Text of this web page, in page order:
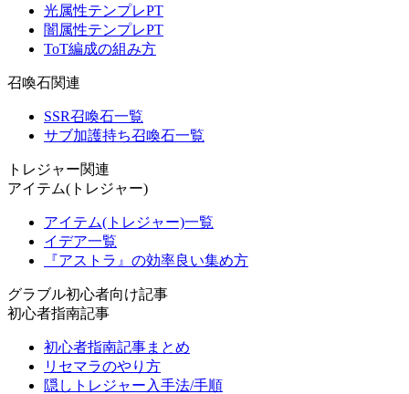
光属性テンプレPT
闇属性テンプレPT
ToT編成の組み方
召喚石関連
SSR召喚石一覧
サブ加護持ち召喚石一覧
トレジャー関連
アイテム(トレジャー)
アイテム(トレジャー)一覧
イデア一覧
『アストラ』の効率良い集め方
グラブル初心者向け記事
初心者指南記事
初心者指南記事まとめ
リセマラのやり方
隠しトレジャー入手法/手順